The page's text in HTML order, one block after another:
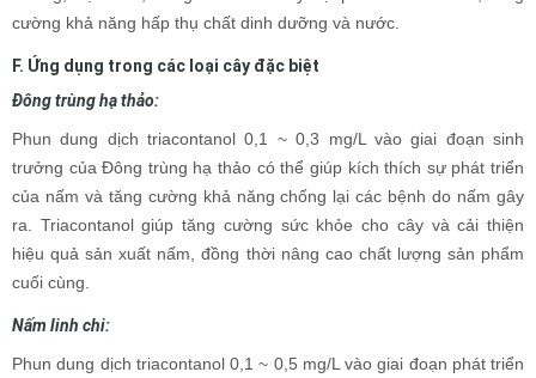
cường khả năng hấp thụ chất dinh dưỡng và nước.
F. Ứng dụng trong các loại cây đặc biệt
Đông trùng hạ thảo:
Phun dung dịch triacontanol 0,1 ~ 0,3 mg/L vào giai đoạn sinh
trưởng của Đông trùng hạ thảo có thể giúp kích thích sự phát triển
của nấm và tăng cường khả năng chống lại các bệnh do nấm gây
ra. Triacontanol giúp tăng cường sức khỏe cho cây và cải thiện
hiệu quả sản xuất nấm, đồng thời nâng cao chất lượng sản phẩm
cuối cùng.
Nấm linh chi:
Phun dung dịch triacontanol 0,1 ~ 0,5 mg/L vào giai đoạn phát triển